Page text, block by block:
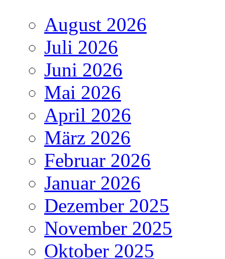
August 2026
Juli 2026
Juni 2026
Mai 2026
April 2026
März 2026
Februar 2026
Januar 2026
Dezember 2025
November 2025
Oktober 2025